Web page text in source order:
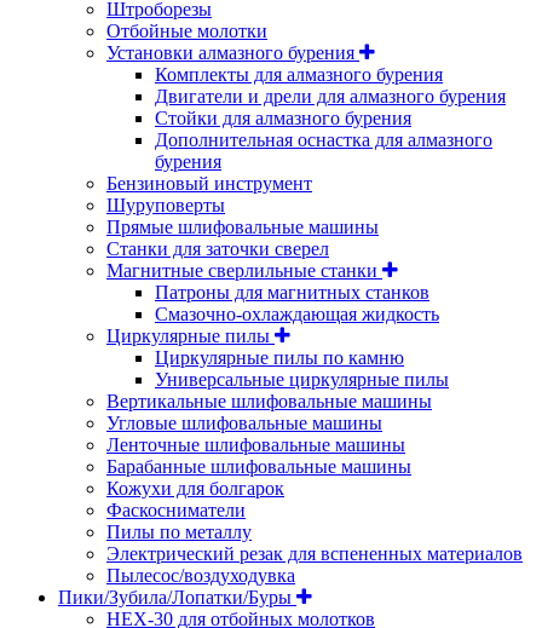
Штроборезы
Отбойные молотки
Установки алмазного бурения
Комплекты для алмазного бурения
Двигатели и дрели для алмазного бурения
Стойки для алмазного бурения
Дополнительная оснастка для алмазного
бурения
Бензиновый инструмент
Шуруповерты
Прямые шлифовальные машины
Станки для заточки сверел
Магнитные сверлильные станки
Патроны для магнитных станков
Смазочно-охлаждающая жидкость
Циркулярные пилы
Циркулярные пилы по камню
Универсальные циркулярные пилы
Вертикальные шлифовальные машины
Угловые шлифовальные машины
Ленточные шлифовальные машины
Барабанные шлифовальные машины
Кожухи для болгарок
Фаскосниматели
Пилы по металлу
Электрический резак для вспененных материалов
Пылесос/воздуходувка
Пики/Зубила/Лопатки/Буры
HEX-30 для отбойных молотков